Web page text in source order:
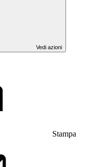
Vedi azioni
Stampa